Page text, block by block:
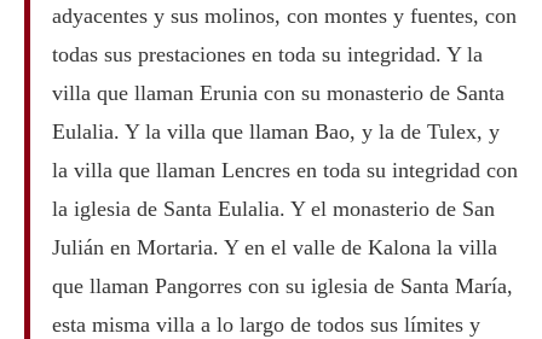
adyacentes y sus molinos, con montes y fuentes, con
todas sus prestaciones en toda su integridad. Y la
villa que llaman Erunia con su monasterio de Santa
Eulalia. Y la villa que llaman Bao, y la de Tulex, y
la villa que llaman Lencres en toda su integridad con
la iglesia de Santa Eulalia. Y el monasterio de San
Julián en Mortaria. Y en el valle de Kalona la villa
que llaman Pangorres con su iglesia de Santa María,
esta misma villa a lo largo de todos sus límites y